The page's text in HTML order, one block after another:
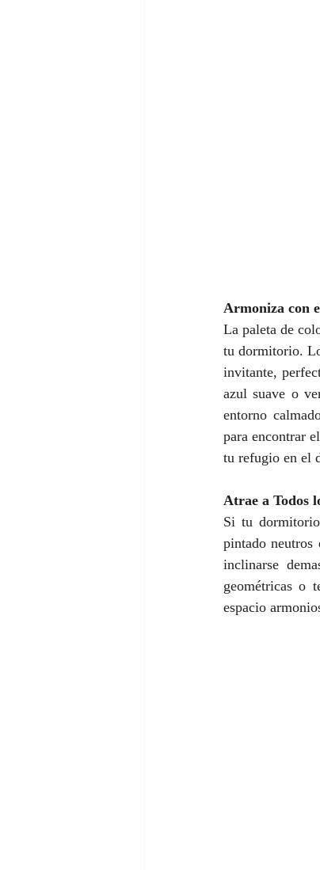
Armoniza con
La paleta de
tu dormitorio.
invitante,
azul suave o
entorno
para encontrar
tu refugio en el
Atrae a Todos
Si tu dormitorio
pintado neutros
inclinarse
geométricas o
espacio